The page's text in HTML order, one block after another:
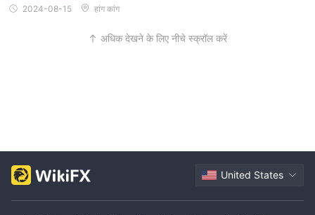
2024-08-15 हांग कांग
अधिक देखने के लिए नीचे स्क्रॉल करें
United States